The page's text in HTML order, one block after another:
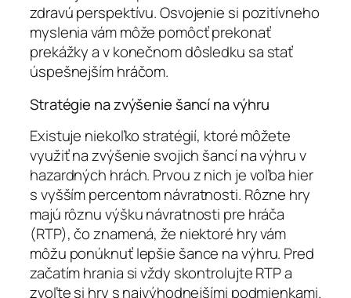
zdravú perspektívu. Osvojenie si pozitívneho
myslenia vám môže pomôcť prekonať
prekážky a v konečnom dôsledku sa stať
úspešnejším hráčom.
Stratégie na zvýšenie šancí na výhru
Existuje niekoľko stratégií, ktoré môžete
využiť na zvýšenie svojich šancí na výhru v
hazardných hrách. Prvou z nich je voľba hier
s vyšším percentom návratnosti. Rôzne hry
majú rôznu výšku návratnosti pre hráča
(RTP), čo znamená, že niektoré hry vám
môžu ponúknuť lepšie šance na výhru. Pred
začatím hrania si vždy skontrolujte RTP a
zvoľte si hry s najvýhodnejšími podmienkami.